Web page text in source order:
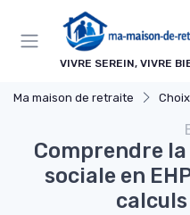
VIVRE SEREIN, VIVRE
Ma maison de retraite
Comprendre
sociale en
Panneau de gestion des